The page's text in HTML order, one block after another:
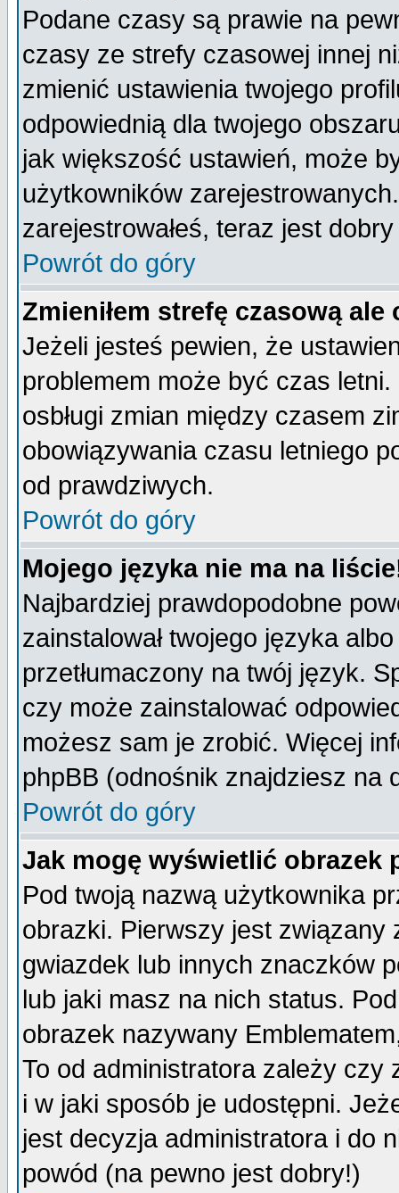
Podane czasy są prawie na
czasy ze strefy czasowej innej
zmienić ustawienia twojego
odpowiednią dla twojego
jak większość ustawień, może
użytkowników
zarejestrowałeś, teraz jest
Powrót do góry
Zmieniłem strefę czasową
Jeżeli jesteś pewien, że
problemem może być czas
osbługi zmian między czasem
obowiązywania czasu letniego
od prawdziwych.
Powrót do góry
Mojego języka nie ma na
Najbardziej prawdopodobne
zainstalował twojego języka
przetłumaczony na twój język.
czy może zainstalować
możesz sam je zrobić. Więcej
phpBB (odnośnik znajdziesz na
Powrót do góry
Jak mogę wyświetlić obrazek
Pod twoją nazwą użytkownika
obrazki. Pierwszy jest
gwiazdek lub innych znaczków
lub jaki masz na nich status.
obrazek nazywany
To od administratora zależy czy
i w jaki sposób je udostępni.
jest decyzja administratora i do
powód (na pewno jest dobry!)